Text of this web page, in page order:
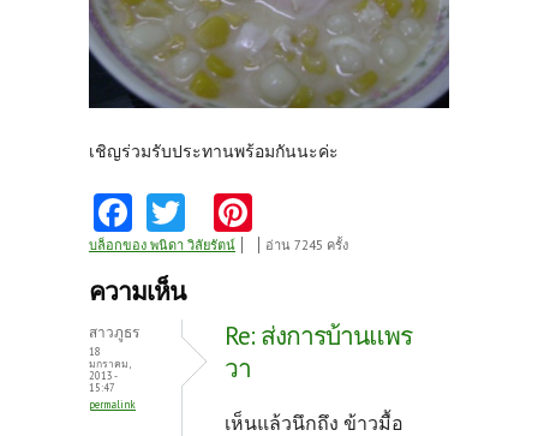
เชิญร่วมรับประทานพร้อมกันนะค่ะ
Fa
ce
b
o
k
w
itt
nt
es
t
บล็อกของ พนิดา วิลัยรัตน์ อ่าน 7245 ครั้ง
ความเห็น
สาวภูธร
18
มกราคม,
2013 -
15:47
permalink
Re: ส่งการบ้านแพร
วา
เห็นแล้วนึกถึง ข้าวมื้อ